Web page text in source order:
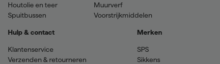
Houtolie en teer
Spuitbussen
Muurverf
Voorstrijkmiddelen
Hulp & contact
Klantenservice
Verzenden & retourneren
Merken
SPS
Sikkens